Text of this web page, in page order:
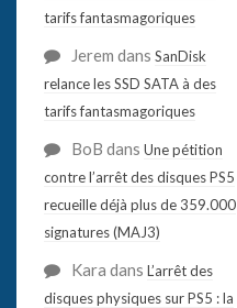
tarifs fantasmagoriques
Jerem dans SanDisk
relance les SSD SATA à des
tarifs fantasmagoriques
BoB dans Une pétition
contre l’arrêt des disques PS5
recueille déjà plus de 359.000
signatures (MAJ3)
Kara dans L’arrêt des
disques physiques sur PS5 : la